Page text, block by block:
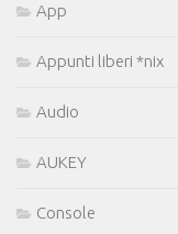
App
Appunti liberi *nix
Audio
AUKEY
Console